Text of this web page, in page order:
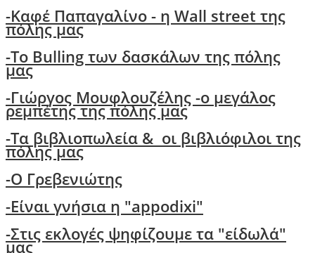
-Καφέ Παπαγαλίνο - η Wall street της
πόλης μας
-Το Bulling των δασκάλων της πόλης
μας
-Γιώργος Μουφλουζέλης -ο μεγάλος
ρεμπέτης της πόλης μας
-Τα βιβλιοπωλεία & οι βιβλιόφιλοι της
πόλης μας
-O Γρεβενιώτης
-Είναι γνήσια η "appodixi"
-Στις εκλογές ψηφίζουμε τα "είδωλά"
μας